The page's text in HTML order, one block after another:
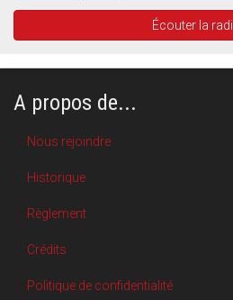
Écouter la
A propos de...
Nous rejoindre
Historique
Règlement
Crédits
Politique de confidentialité